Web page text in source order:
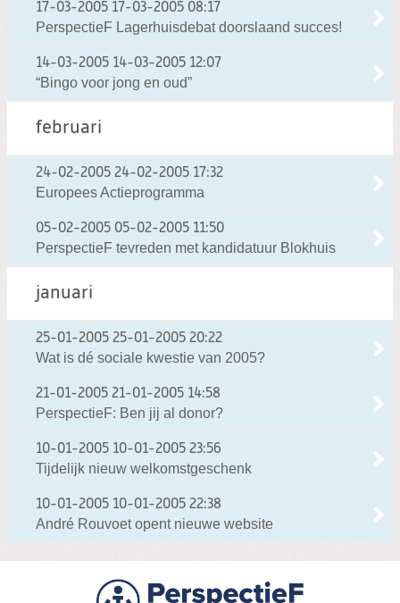
17-03-2005 17-03-2005 08:17
PerspectieF Lagerhuisdebat doorslaand succes!
14-03-2005 14-03-2005 12:07
“Bingo voor jong en oud”
februari
24-02-2005 24-02-2005 17:32
Europees Actieprogramma
05-02-2005 05-02-2005 11:50
PerspectieF tevreden met kandidatuur Blokhuis
januari
25-01-2005 25-01-2005 20:22
Wat is dé sociale kwestie van 2005?
21-01-2005 21-01-2005 14:58
PerspectieF: Ben jij al donor?
10-01-2005 10-01-2005 23:56
Tijdelijk nieuw welkomstgeschenk
10-01-2005 10-01-2005 22:38
André Rouvoet opent nieuwe website